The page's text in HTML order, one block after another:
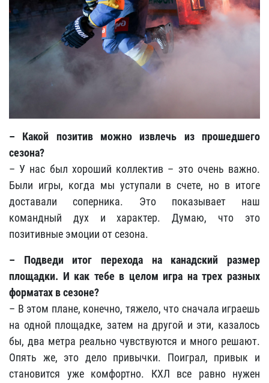
– Какой позитив можно извлечь из прошедшего
сезона?
– У нас был хороший коллектив – это очень важно.
Были игры, когда мы уступали в счете, но в итоге
доставали соперника. Это показывает наш
командный дух и характер. Думаю, что это
позитивные эмоции от сезона.
– Подведи итог перехода на канадский размер
площадки. И как тебе в целом игра на трех разных
форматах в сезоне?
– В этом плане, конечно, тяжело, что сначала играешь
на одной площадке, затем на другой и эти, казалось
бы, два метра реально чувствуются и много решают.
Опять же, это дело привычки. Поиграл, привык и
становится уже комфортно. КХЛ все равно нужен